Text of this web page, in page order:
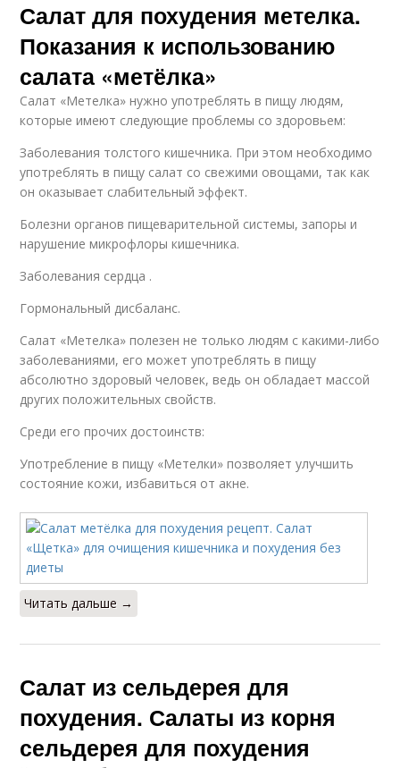
Салат для похудения метелка.
Показания к использованию
салата «метёлка»
Салат «Метелка» нужно употреблять в пищу людям,
которые имеют следующие проблемы со здоровьем:
Заболевания толстого кишечника. При этом необходимо
употреблять в пищу салат со свежими овощами, так как
он оказывает слабительный эффект.
Болезни органов пищеварительной системы, запоры и
нарушение микрофлоры кишечника.
Заболевания сердца .
Гормональный дисбаланс.
Салат «Метелка» полезен не только людям с какими-либо
заболеваниями, его может употреблять в пищу
абсолютно здоровый человек, ведь он обладает массой
других положительных свойств.
Среди его прочих достоинств:
Употребление в пищу «Метелки» позволяет улучшить
состояние кожи, избавиться от акне.
Читать дальше →
Салат из сельдерея для
похудения. Салаты из корня
сельдерея для похудения